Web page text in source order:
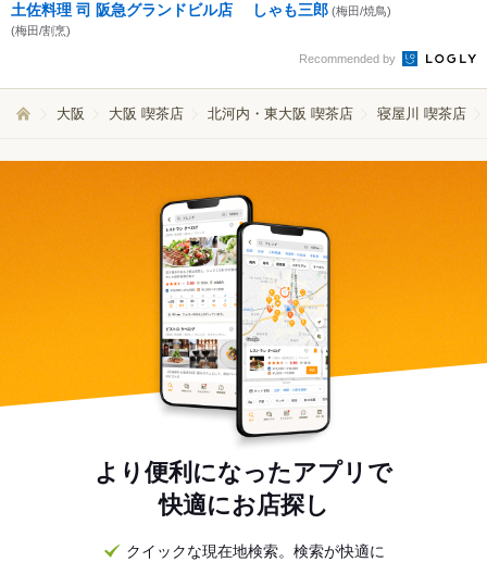
土佐料理 司 阪急グランドビル店
(梅田/割烹)
しゃも三郎 (梅田/焼鳥)
Recommended by
大阪 大阪 喫茶店 北河内・東大阪 喫茶店 寝屋川 喫茶店
より便利になったアプリで
快適にお店探し
クイックな現在地検索。検索が快適に